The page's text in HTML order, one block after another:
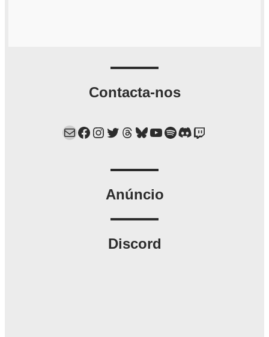
Contacta-nos
Mail Facebook Instagram Twitter Threads Bluesky YouTube Spotify Discord Twitch
Anúncio
Discord